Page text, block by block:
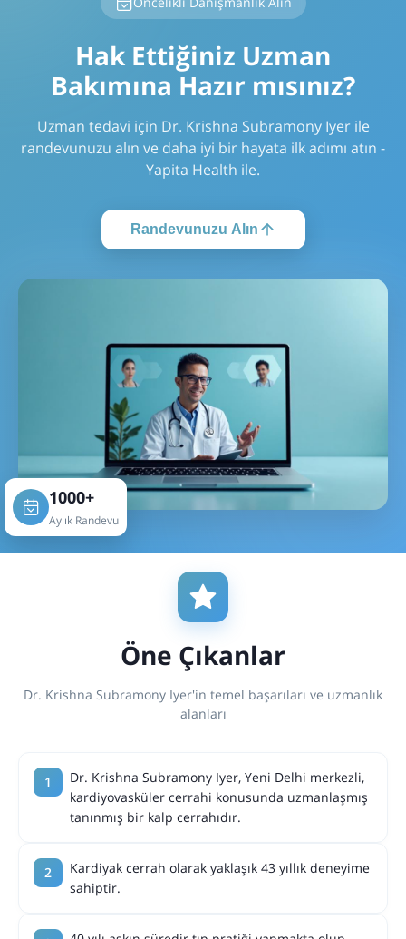
Hak Ettiğiniz Uzman
Bakımına Hazır mısınız?
Uzman tedavi için Dr. Krishna Subramony Iyer ile
randevunuzu alın ve daha iyi bir hayata ilk adımı atın -
Yapita Health ile.
Randevunuzu Alın
1000+
Aylık Randevu
Öne Çıkanlar
Dr. Krishna Subramony Iyer'in temel başarıları ve uzmanlık
alanları
Dr. Krishna Subramony Iyer, Yeni Delhi merkezli,
kardiyovasküler cerrahi konusunda uzmanlaşmış
tanınmış bir kalp cerrahıdır.
Kardiyak cerrah olarak yaklaşık 43 yıllık deneyime
sahiptir.